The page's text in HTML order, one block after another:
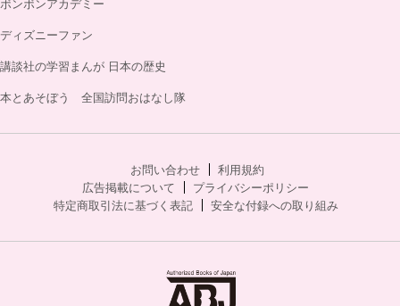
ディズニーファン
講談社の学習まんが 日本の歴史
本とあそぼう 全国訪問おはなし隊
お問い合わせ
利用規約
広告掲載について
プライバシーポリシー
特定商取引法に基づく表記
安全な付録への取り組み